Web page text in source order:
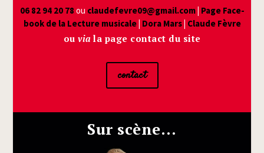
06 82 94 20 78 ou claudefevre09@​gmail.​com| Page Face­
book de la Lec­ture musi­cale| Dora Mars| Claude Fèvre
ou via la page contact du site
contact
Sur scène…